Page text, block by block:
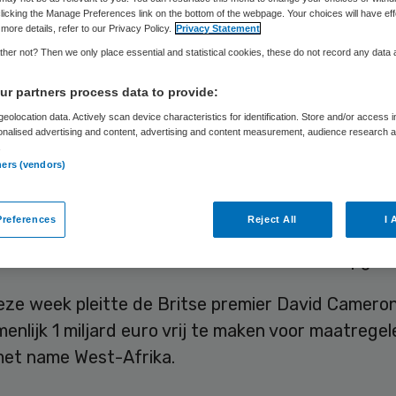
Skipr Redactie 24 oktober 2014,09:25 26 keer gelezen
Unie schroeft haar financiële hulp voor de
tot 1 miljard euro. Dat maakte de voorzitter van
alle staatshoofden en regeringsleiders
Herman Van Rompuy, vrijdag via Twitter bekend.
had al ruim 30 miljoen euro toegezegd en
in de nacht van donderdag op vrijdag nog
week pleitte de Britse premier David
1 miljard euro vrij te maken voor
name West-Afrika.
the Manage Preferences link on the bottom of the webpage. Your choices will have
details, refer to our Privacy Policy. Privacy Statement
not? Then we only place essential and statistical cookies, these do not record any data
partners process data to provide:
data. Actively scan device characteristics for identification. Store and/or access
advertising and content, advertising and content measurement, audience research
(vendors)
Reject All I